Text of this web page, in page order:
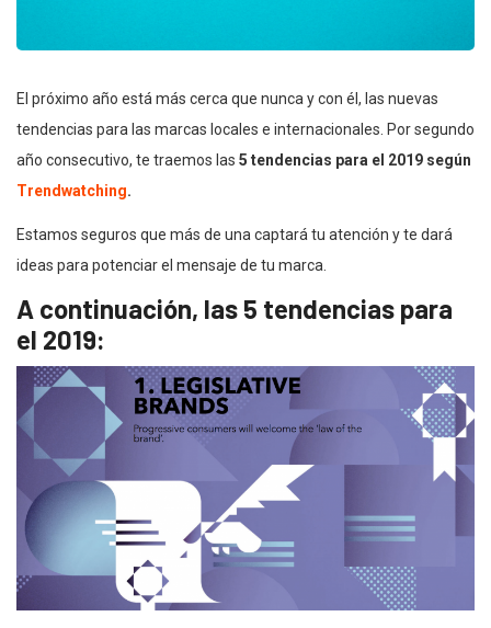
El próximo año está más cerca que nunca y con él, las nuevas
tendencias para las marcas locales e internacionales. Por segundo
año consecutivo, te traemos las 5 tendencias para el 2019 según
Trendwatching.
Estamos seguros que más de una captará tu atención y te dará
ideas para potenciar el mensaje de tu marca.
A continuación, las 5 tendencias para
el 2019: